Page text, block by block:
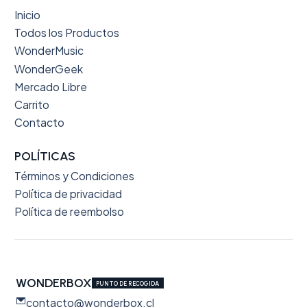
Inicio
Todos los Productos
WonderMusic
WonderGeek
Mercado Libre
Carrito
Contacto
POLÍTICAS
Términos y Condiciones
Política de privacidad
Política de reembolso
WONDERBOX PUNTO DE RECOGIDA
contacto@wonderbox.cl